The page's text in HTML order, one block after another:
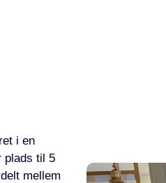
i en
plads til 5
mellem